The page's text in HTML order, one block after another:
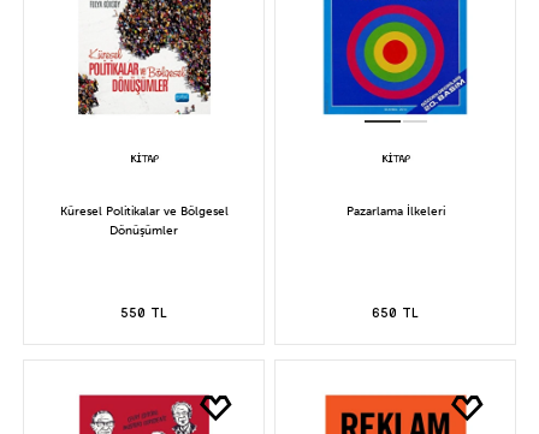
Küresel Politikalar ve Bölgesel
Dönüşümler
550 TL
Pazarlama İlkeleri
650 TL